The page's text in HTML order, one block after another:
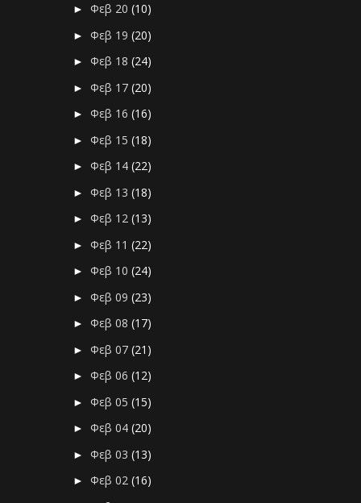
►Φεβ 20(10)
►Φεβ 19(20)
►Φεβ 18(24)
►Φεβ 17(20)
►Φεβ 16(16)
►Φεβ 15(18)
►Φεβ 14(22)
►Φεβ 13(18)
►Φεβ 12(13)
►Φεβ 11(22)
►Φεβ 10(24)
►Φεβ 09(23)
►Φεβ 08(17)
►Φεβ 07(21)
►Φεβ 06(12)
►Φεβ 05(15)
►Φεβ 04(20)
►Φεβ 03(13)
►Φεβ 02(16)